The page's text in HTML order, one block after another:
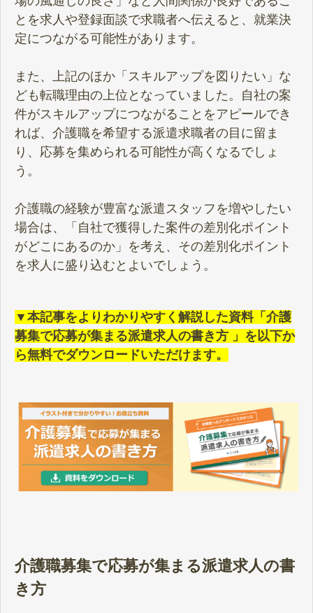
とを求人や登録面談で求職者へ伝えると、就業決
定につながる可能性があります。
また、上記のほか「スキルアップを図りたい」な
ども転職理由の上位となっていました。自社の案
件がスキルアップにつながることをアピールでき
れば、介護職を希望する派遣求職者の目に留ま
り、応募を集められる可能性が高くなるでしょ
う。
介護職の経験が豊富な派遣スタッフを増やしたい
場合は、「自社で獲得した案件の差別化ポイント
がどこにあるのか」を考え、その差別化ポイント
を求人に盛り込むとよいでしょう。
▼本記事をよりわかりやすく解説した資料「介護
募集で応募が集まる派遣求人の書き方 」を以下か
ら無料でダウンロードいただけます。​​​​​​​
介護職募集で応募が集まる派遣求人の書
き方